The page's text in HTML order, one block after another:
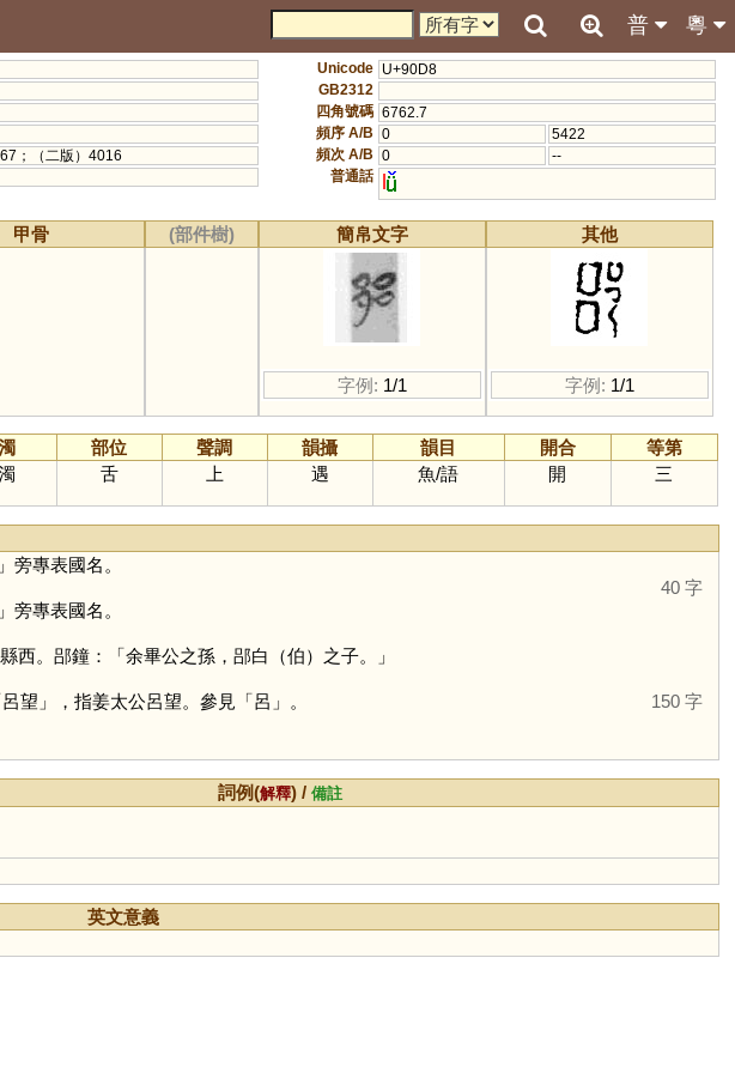
粵
普
；（二版）4016
Unicode U+90D8
GB2312
四角號碼 6762.7
頻序 A/B 0
5422
頻次 A/B 0
--
普通話 l
甲骨 (部件樹) 簡帛文字
字例: 1/1
其他
字例: 1/1
部位 聲調 韻攝 韻目 開合
等第
舌 上 遇 魚/語 開 三
」旁專表國名。
40 字
」旁專表國名。
西。郘鐘：「余畢公之孫，郘白（伯）之子。」
望」，指姜太公呂望。參見「呂 」。 150 字
詞例(解釋) /備註
英文意義